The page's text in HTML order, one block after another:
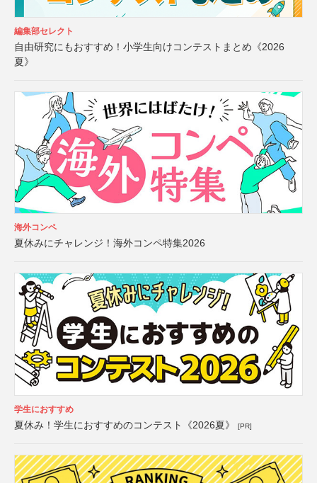
編集部セレクト
自由研究にもおすすめ！小学生向けコンテストまとめ《2026
夏》
海外コンペ
夏休みにチャレンジ！海外コンペ特集2026
学生におすすめ
夏休み！学生におすすめのコンテスト《2026夏》 [PR]